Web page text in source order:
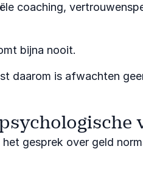
coaching,
bijna nooit.
daarom is afwachten
gesprek over geld